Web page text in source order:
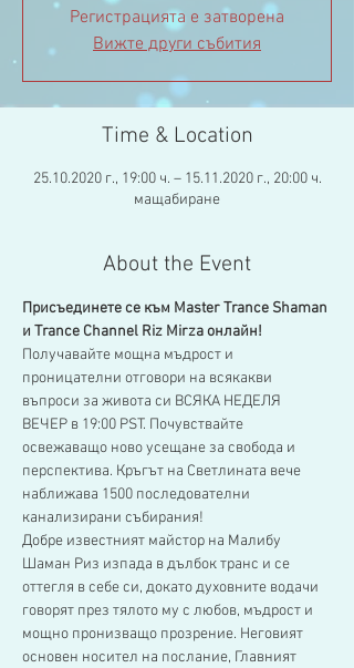
Регистрацията е затворена
Вижте други събития
Time & Location
25.10.2020 г., 19:00 ч. – 15.11.2020 г., 20:00 ч.
мащабиране
About the Event
Присъединете се към Master Trance Shaman
и Trance Channel Riz Mirza онлайн!
Получавайте мощна мъдрост и
проницателни отговори на всякакви
въпроси за живота си ВСЯКА НЕДЕЛЯ
ВЕЧЕР в 19:00 PST. Почувствайте
освежаващо ново усещане за свобода и
перспектива. Кръгът на Светлината вече
наближава 1500 последователни
канализирани събирания!
Добре известният майстор на Малибу
Шаман Риз изпада в дълбок транс и се
оттегля в себе си, докато духовните водачи
говорят през тялото му с любов, мъдрост и
мощно пронизващо прозрение. Неговият
основен носител на послание, Главният